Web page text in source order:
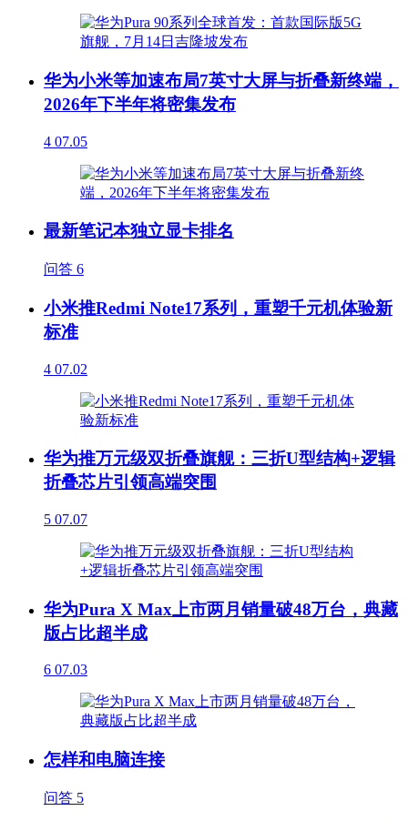
华为小米等加速布局7英寸大屏与折叠新终端，
2026年下半年将密集发布
4 07.05
最新笔记本独立显卡排名
问答 6
小米推Redmi Note17系列，重塑千元机体验新
标准
4 07.02
华为推万元级双折叠旗舰：三折U型结构+逻辑
折叠芯片引领高端突围
5 07.07
华为Pura X Max上市两月销量破48万台，典藏
版占比超半成
6 07.03
怎样和电脑连接
问答 5